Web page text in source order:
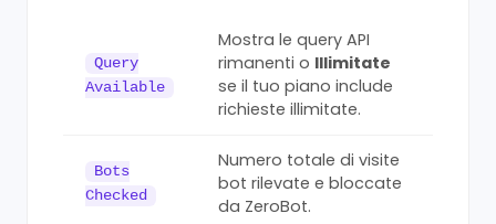
Query
Available
Mostra le query API
rimanenti o Illimitate
se il tuo piano include
richieste illimitate.
Bots
Checked
Numero totale di visite
bot rilevate e bloccate
da ZeroBot.